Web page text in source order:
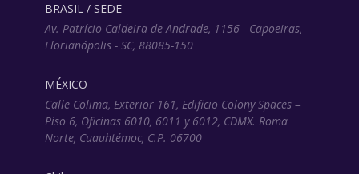
BRASIL / SEDE
Av. Patrício Caldeira de Andrade, 1156 - Capoeiras,
Florianópolis - SC, 88085-150
MÉXICO
Calle Colima, Exterior 161, Edificio Colony Spaces –
Piso 6, Oficinas 6010, 6011 y 6012, CDMX. Roma
Norte, Cuauhtémoc, C.P. 06700